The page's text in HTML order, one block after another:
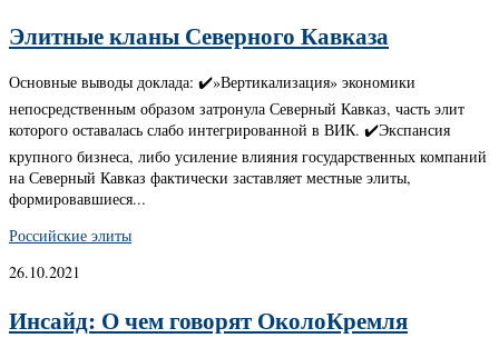
Элитные кланы Северного Кавказа
Основные выводы доклада: ✔️»Вертикализация» экономики
непосредственным образом затронула Северный Кавказ, часть элит
которого оставалась слабо интегрированной в ВИК. ✔️Экспансия
крупного бизнеса, либо усиление влияния государственных компаний
на Северный Кавказ фактически заставляет местные элиты,
формировавшиеся...
Российские элиты
26.10.2021
Инсайд: О чем говорят ОколоКремля